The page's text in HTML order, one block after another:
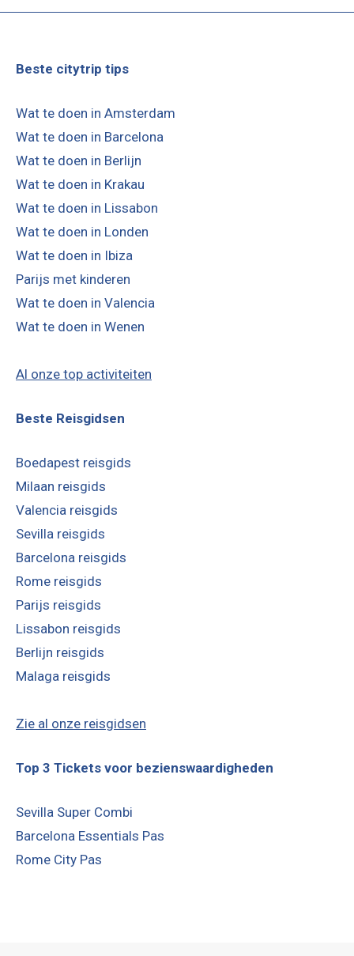
Beste citytrip tips
Wat te doen in Amsterdam
Wat te doen in Barcelona
Wat te doen in Berlijn
Wat te doen in Krakau
Wat te doen in Lissabon
Wat te doen in Londen
Wat te doen in Ibiza
Parijs met kinderen
Wat te doen in Valencia
Wat te doen in Wenen
Al onze top activiteiten
Beste Reisgidsen
Boedapest reisgids
Milaan reisgids
Valencia reisgids
Sevilla reisgids
Barcelona reisgids
Rome reisgids
Parijs reisgids
Lissabon reisgids
Berlijn reisgids
Malaga reisgids
Zie al onze reisgidsen
Top 3 Tickets voor bezienswaardigheden
Sevilla Super Combi
Barcelona Essentials Pas
Rome City Pas